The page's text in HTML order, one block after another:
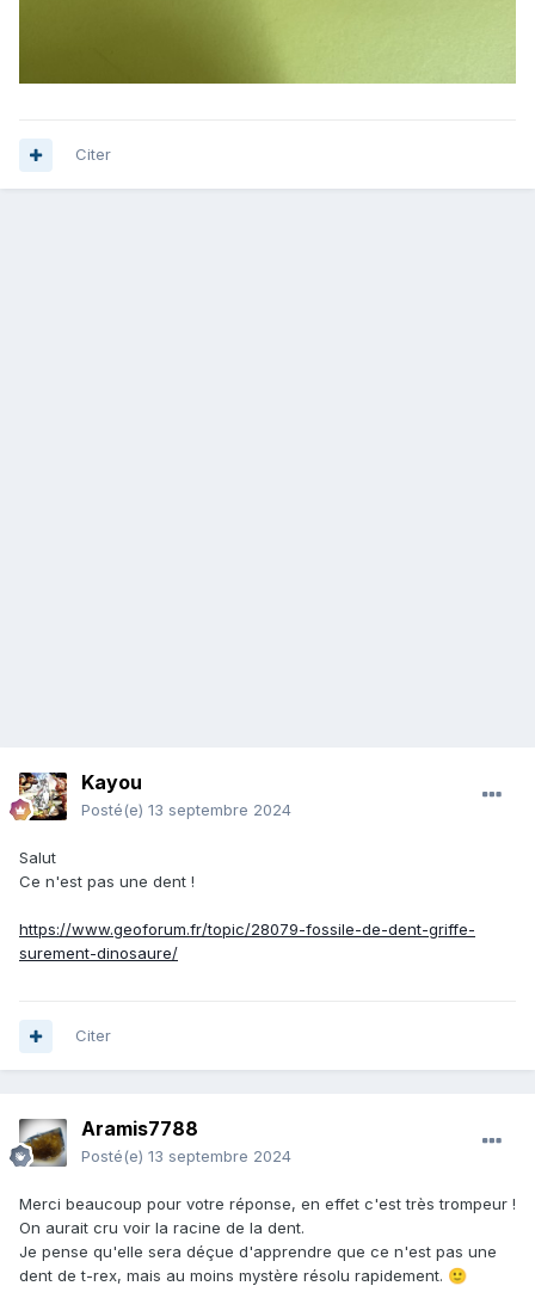
Citer
Kayou
Posté(e) 13 septembre 2024
Salut
Ce n'est pas une dent !
https://www.geoforum.fr/topic/28079-fossile-de-dent-griffe-
surement-dinosaure/
Citer
Aramis7788
Posté(e) 13 septembre 2024
Merci beaucoup pour votre réponse, en effet c'est très trompeur !
On aurait cru voir la racine de la dent.
Je pense qu'elle sera déçue d'apprendre que ce n'est pas une
dent de t-rex, mais au moins mystère résolu rapidement. 🙂